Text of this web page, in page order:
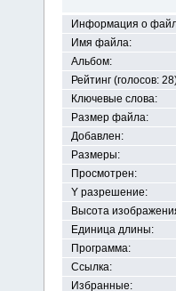
Информация о
Имя файла:
Альбом:
Рейтинг (голосов:
Ключевые слова:
Размер файла:
Добавлен:
Размеры:
Просмотрен:
Y разрешение:
Высота
Единица длины:
Программа:
Ссылка:
Избранные: